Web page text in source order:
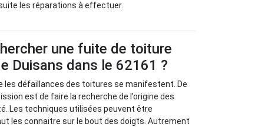
les réparations à effectuer.
une fuite de toiture
Duisans dans le 62161 ?
les défaillances des toitures se manifestent. De
est de faire la recherche de l’origine des
Les techniques utilisées peuvent être
les connaitre sur le bout des doigts. Autrement